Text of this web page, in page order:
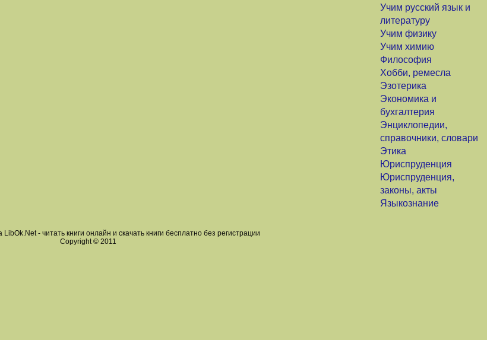
Учим русский язык и
литературу
Учим физику
Учим химию
Философия
Хобби, ремесла
Эзотерика
Экономика и
бухгалтерия
Энциклопедии,
справочники, словари
Этика
Юриспруденция
Юриспруденция,
законы, акты
Языкознание
- читать книги онлайн и скачать книги бесплатно без регистрации
Copyright © 2011